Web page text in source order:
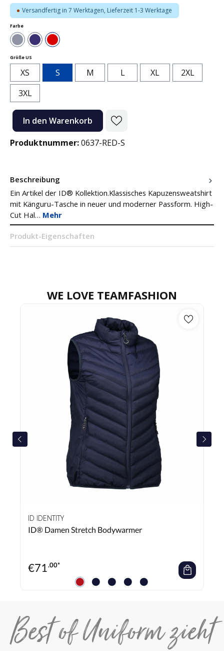
Versandfertig in 7 Werktagen, Lieferzeit 1-3 Werktage
Farbeauswählen
GrauNavyRot
Größe US
XS S M L XL
2XL
3XL
Produkt Anzahl: Gib den gewünschten Wert ein oder benutze die
In den Warenkorb
Produktnummer:0637-RED-S
Beschreibung
Ein Artikel der ID® Kollektion.Klassisches Kapuzensweatshirt
mit Känguru-Tasche in neuer und moderner Passform. High-
Cut Hal… Mehr
Produkt-Eigenschaften
WE LOVE TEAMFASHION
ID IDENTITY
ID® Damen Stretch Bodywarmer
€71.00*
Best of Uniform zieht